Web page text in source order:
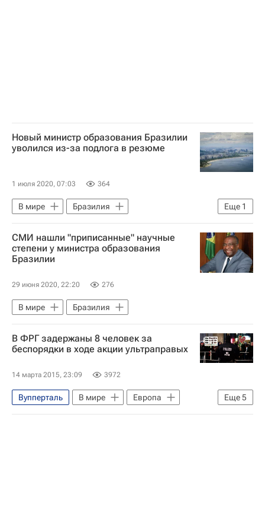
Новый министр образования Бразилии
уволился из-за подлога в резюме
1 июля 2020, 07:03 364
Еще 1
В мире
Бразилия
Жаир Болсонару
СМИ нашли "приписанные" научные
степени у министра образования
Бразилии
29 июня 2020, 22:20 276
В мире Бразилия
В ФРГ задержаны 8 человек за
беспорядки в ходе акции ультраправых
14 марта 2015, 23:09 3972
Еще5
Вупперталь В мире
Европа
Германия
Северный Рейн-Вестфалия